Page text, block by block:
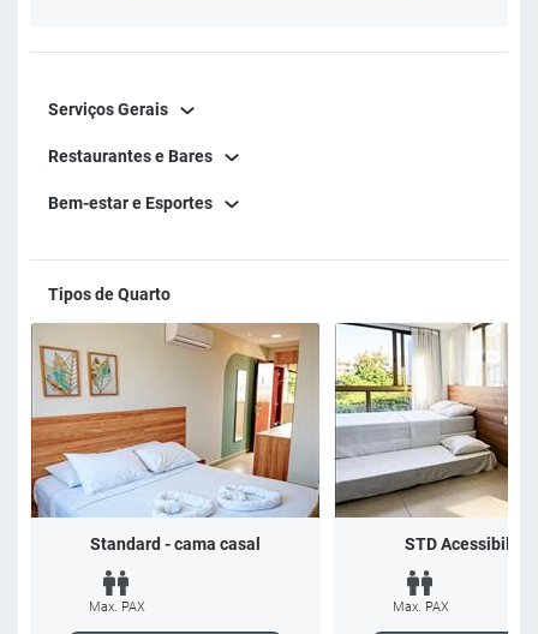
Serviços Gerais
Restaurantes e Bares
Bem-estar e Esportes
Tipos de Quarto
Standard - cama casal
Max. PAX
STD
Max. PAX